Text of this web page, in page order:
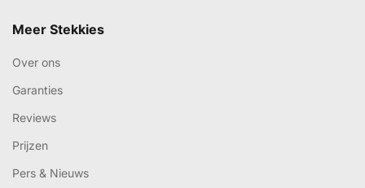
Meer Stekkies
Over ons
Garanties
Reviews
Prijzen
Pers & Nieuws